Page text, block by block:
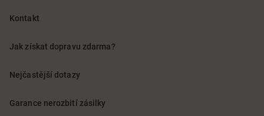
Kontakt
Jak získat dopravu zdarma?
Nejčastější dotazy
Garance nerozbití zásilky